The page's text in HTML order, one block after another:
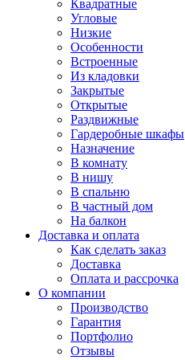
Квадратные
Угловые
Низкие
Особенности
Встроенные
Из кладовки
Закрытые
Открытые
Раздвижные
Гардеробные шкафы
Назначение
В комнату
В нишу
В спальню
В частный дом
На балкон
Доставка и оплата
Как сделать заказ
Доставка
Оплата и рассрочка
О компании
Производство
Гарантия
Портфолио
Отзывы